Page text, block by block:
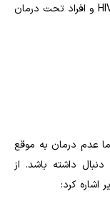
و افراد تحت درمان
عدم درمان به موقع
داشته باشد. از
اشاره کرد: